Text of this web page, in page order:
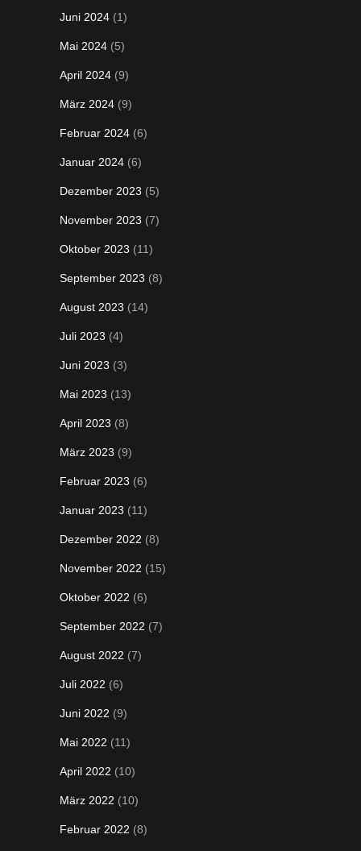
Juni 2024 (1)
Mai 2024 (5)
April 2024 (9)
März 2024 (9)
Februar 2024 (6)
Januar 2024 (6)
Dezember 2023 (5)
November 2023 (7)
Oktober 2023 (11)
September 2023 (8)
August 2023 (14)
Juli 2023 (4)
Juni 2023 (3)
Mai 2023 (13)
April 2023 (8)
März 2023 (9)
Februar 2023 (6)
Januar 2023 (11)
Dezember 2022 (8)
November 2022 (15)
Oktober 2022 (6)
September 2022 (7)
August 2022 (7)
Juli 2022 (6)
Juni 2022 (9)
Mai 2022 (11)
April 2022 (10)
März 2022 (10)
Februar 2022 (8)